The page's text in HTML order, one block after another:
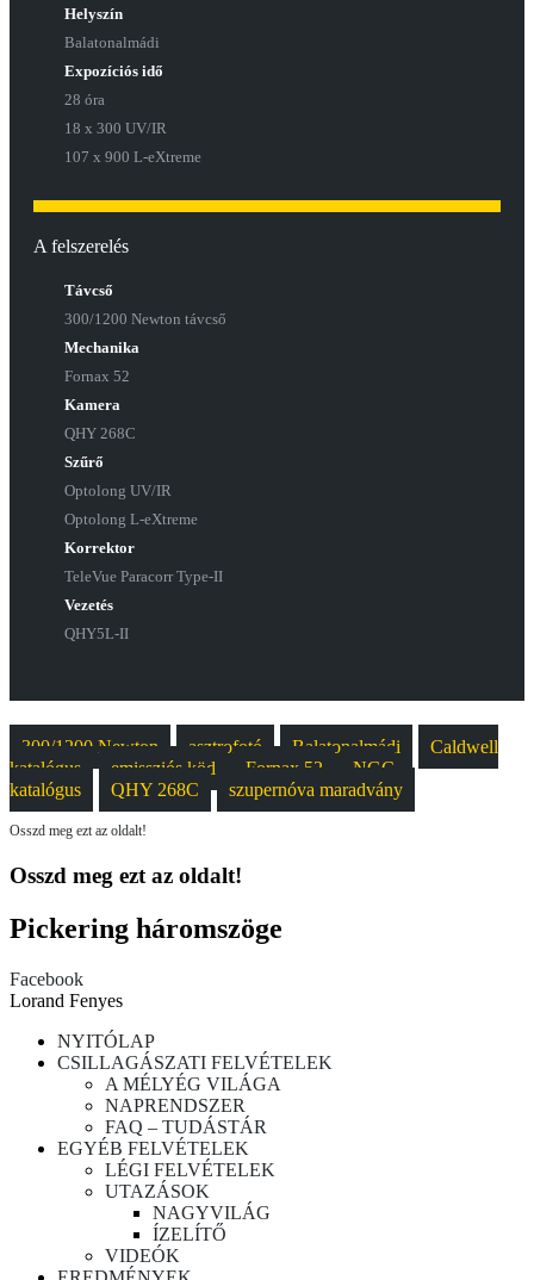
Helyszín
Balatonalmádi
Expozíciós idő
28 óra
18 x 300 UV/IR
107 x 900 L-eXtreme
A felszerelés
Távcső
300/1200 Newton távcső
Mechanika
Fornax 52
Kamera
QHY 268C
Szűrő
Optolong UV/IR
Optolong L-eXtreme
Korrektor
TeleVue Paracorr Type-II
Vezetés
QHY5L-II
300/1200 Newton asztrofotó Balatonalmádi
Caldwell
katalógus
emissziós köd Fornax 52
NGC
katalógus
QHY 268C szupernóva maradvány
Osszd meg ezt az oldalt!
Osszd meg ezt az oldalt!
Pickering háromszöge
Facebook
Lorand Fenyes
NYITÓLAP
CSILLAGÁSZATI FELVÉTELEK
A MÉLYÉG VILÁGA
NAPRENDSZER
FAQ – TUDÁSTÁR
EGYÉB FELVÉTELEK
LÉGI FELVÉTELEK
UTAZÁSOK
NAGYVILÁG
ÍZELÍTŐ
VIDEÓK